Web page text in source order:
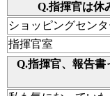
Q.指揮官は休
ショッピングセン
指揮官室
Q.指揮官、報告